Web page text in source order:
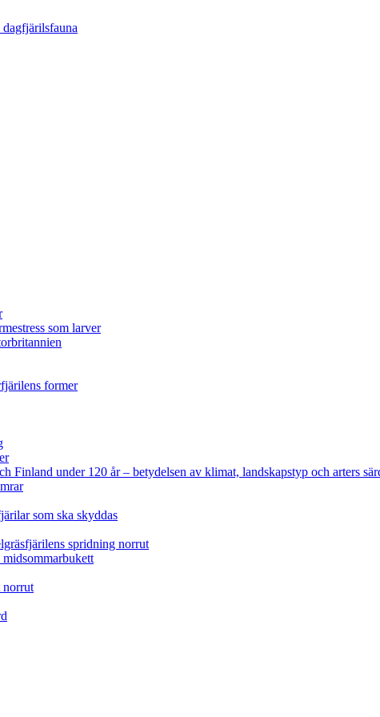
som larver
former
Finland under 120 år– betydelsen av klimat, landskapstyp och arters
som ska skyddas
spridning norrut
norrut